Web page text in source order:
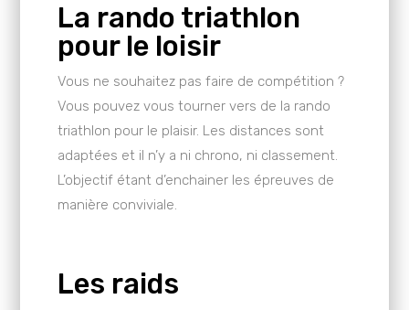
La rando triathlon
pour le loisir
Vous ne souhaitez pas faire de compétition ?
Vous pouvez vous tourner vers de la rando
triathlon pour le plaisir. Les distances sont
adaptées et il n’y a ni chrono, ni classement.
L’objectif étant d’enchainer les épreuves de
manière conviviale.
Les raids